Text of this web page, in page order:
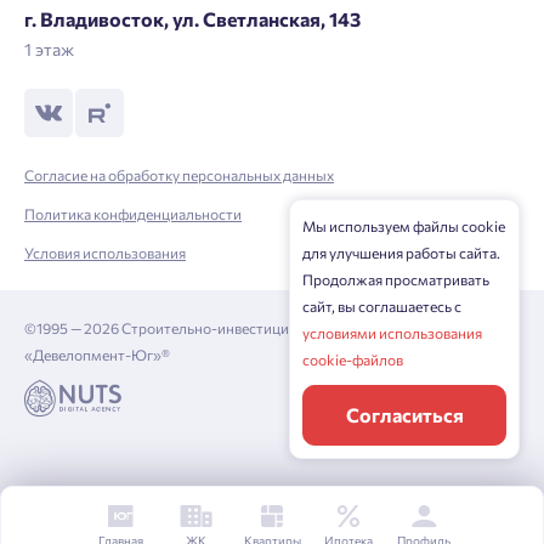
Главная ЖК Квартиры Ипотека Профиль
г. Владивосток, ул. Светланская, 143
1 этаж
Согласие на обработку персональных данных
Политика конфиденциальности
Условия использования
©1995 — 2026 Строительно-инвестиционная корпорация
«Девелопмент-Юг»®
Мы используем файлы cookie
для улучшения работы сайта.
Продолжая просматривать
сайт, вы соглашаетесь с
условиями использования
cookie-файлов
Согласиться